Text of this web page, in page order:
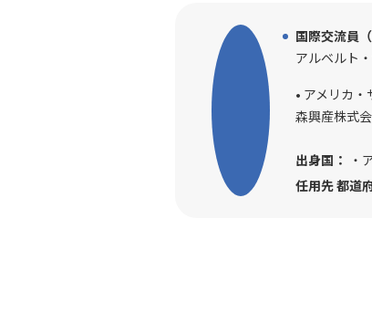
国際交流員（
アルベルト
• アメリカ
森興産株式
出身国：
・
任用先 都道